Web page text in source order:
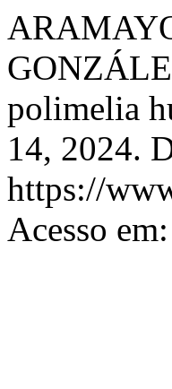
polimelia
14, 2024.
https://
Acesso